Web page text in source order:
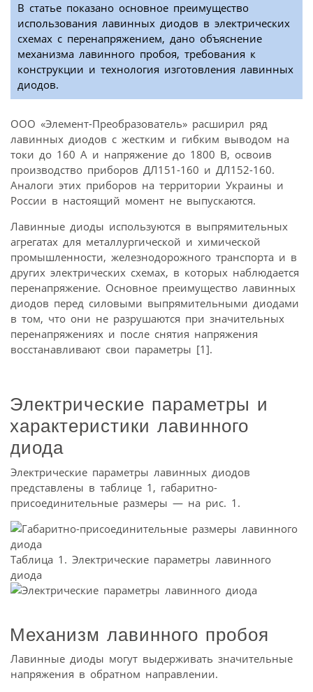
В статье показано основное преимущество
использования лавинных диодов в электрических
схемах с перенапряжением, дано объяснение
механизма лавинного пробоя, требования к
конструкции и технология изготовления лавинных
диодов.
ООО «Элемент-Преобразователь» расширил ряд
лавинных диодов с жестким и гибким выводом на
токи до 160 А и напряжение до 1800 В, освоив
производство приборов ДЛ151-160 и ДЛ152-160.
Аналоги этих приборов на территории Украины и
России в настоящий момент не выпускаются.
Лавинные диоды используются в выпрямительных
агрегатах для металлургической и химической
промышленности, железнодорожного транспорта и в
других электрических схемах, в которых наблюдается
перенапряжение. Основное преимущество лавинных
диодов перед силовыми выпрямительными диодами
в том, что они не разрушаются при значительных
перенапряжениях и после снятия напряжения
восстанавливают свои параметры [1].
Электрические параметры и
характеристики лавинного
диода
Электрические параметры лавинных диодов
представлены в таблице 1, габаритно-
присоединительные размеры — на рис. 1.
Таблица 1. Электрические параметры лавинного
диода
Механизм лавинного пробоя
Лавинные диоды могут выдерживать значительные
напряжения в обратном направлении.